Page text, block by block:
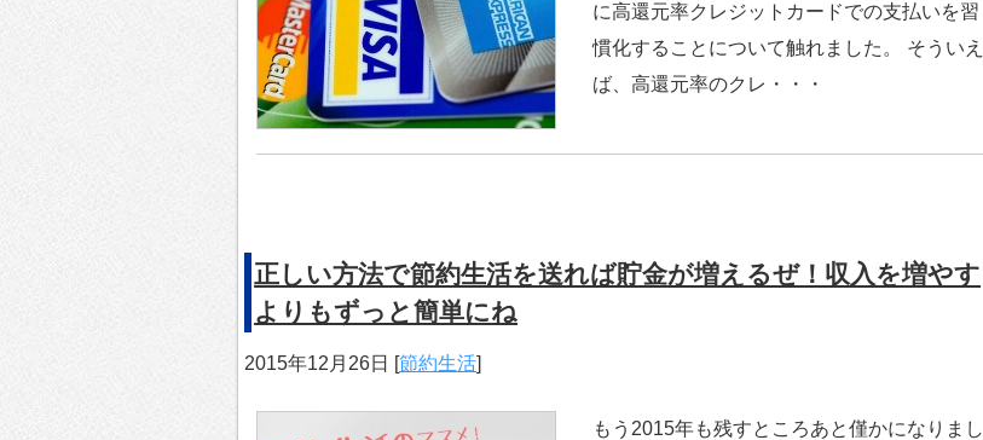
に高還元率クレジットカードでの支払いを習
慣化することについて触れました。 そういえ
ば、高還元率のクレ・・・
正しい方法で節約生活を送れば貯金が増えるぜ！収入を増やす
よりもずっと簡単にね
2015年12月26日 [節約生活]
もう2015年も残すところあと僅かになりまし